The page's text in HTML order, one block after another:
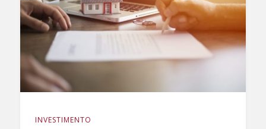
INVESTIMENTO